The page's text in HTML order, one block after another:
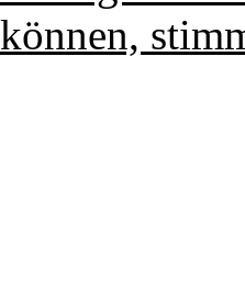
können,